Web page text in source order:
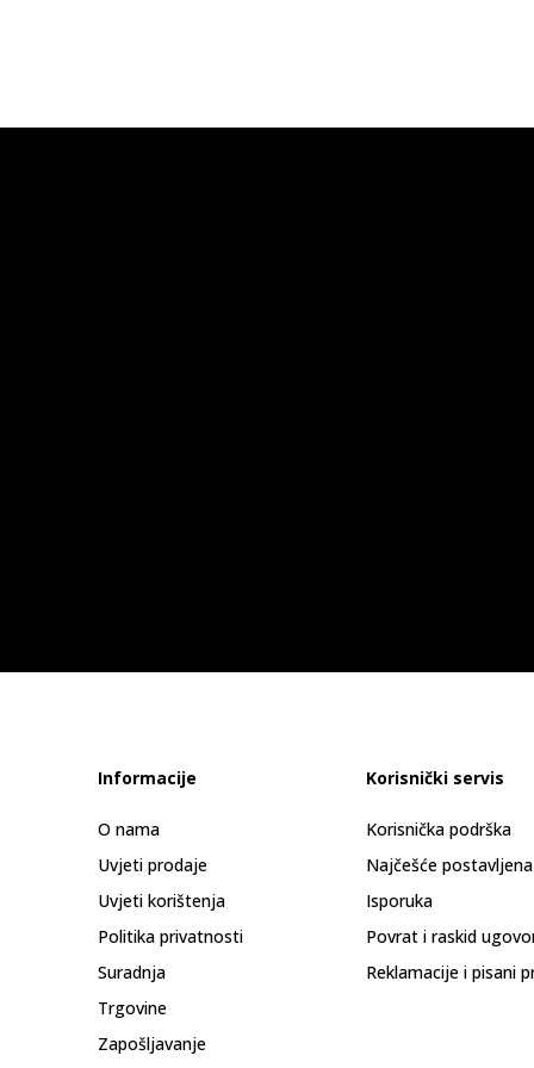
Informacije
O nama
Uvjeti prodaje
Uvjeti korištenja
Politika privatnosti
Suradnja
Trgovine
Zapošljavanje
Korisnički servis
Korisnička podrška
Najčešće
Isporuka
Povrat i raskid
Reklamacije i pisani